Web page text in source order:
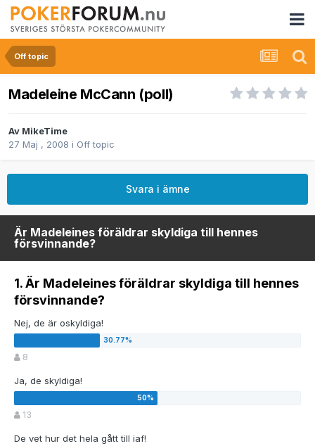
Off topic
Madeleine McCann (poll)
Av MikeTime
27 Maj , 2008 i Off topic
Svara i ämne
Är Madeleines föräldrar skyldiga till hennes
försvinnande?
1. Är Madeleines föräldrar skyldiga till hennes
försvinnande?
Nej, de är oskyldiga!
8
Ja, de skyldiga!
13
De vet hur det hela gått till iaf!